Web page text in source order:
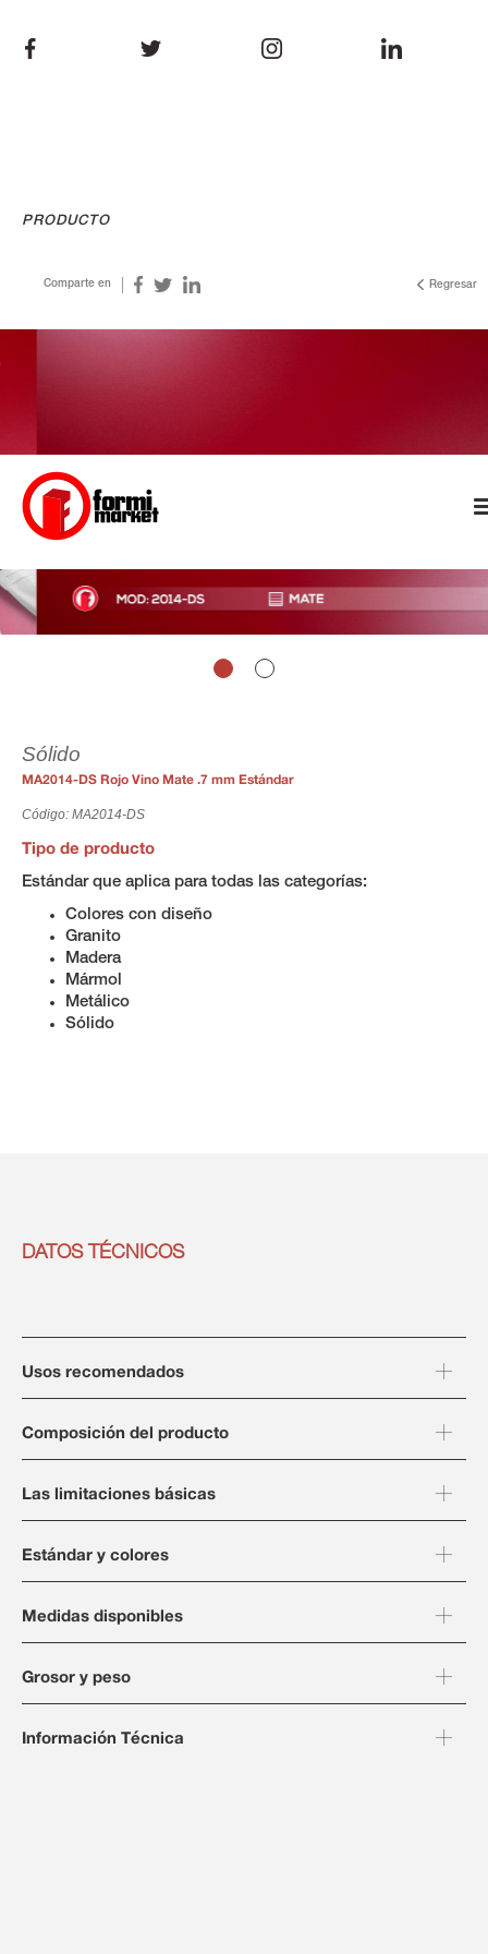
PRODUCTO
Comparte en Regresar
Sólido
MA2014-DS Rojo Vino Mate .7 mm Estándar
Código: MA2014-DS
Tipo de producto
Estándar que aplica para todas las categorías:
Colores con diseño
Granito
Madera
Mármol
Metálico
Sólido
DATOS TÉCNICOS
Usos recomendados
Composición del producto
Las limitaciones básicas
Estándar y colores
Medidas disponibles
Grosor y peso
Información Técnica